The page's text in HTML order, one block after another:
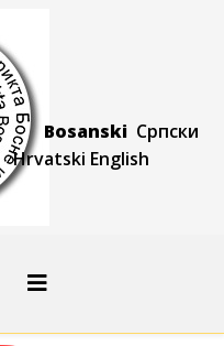
Bosanski Српски
Hrvatski English